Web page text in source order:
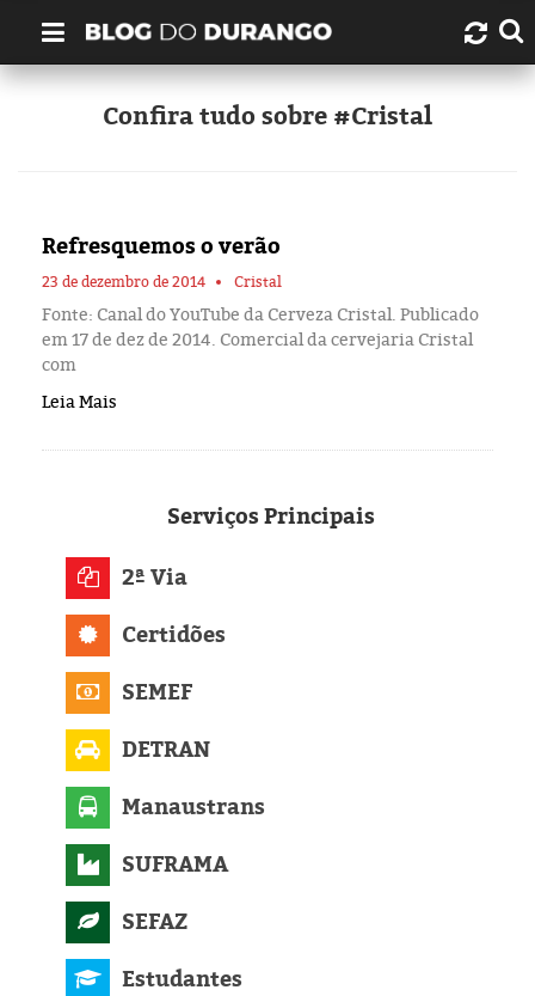
Quem é Durango Duarte?
Artigos
Amazonas
Eleições 2024
Confira tudo sobre #Cristal
Refresquemos o verão
23 de dezembro de 2014 Cristal
Fonte: Canal do YouTube da Cerveza Cristal. Publicado
em 17 de dez de 2014. Comercial da cervejaria Cristal
com
Leia Mais
ServiçosPrincipais
2ª Via
Certidões
SEMEF
DETRAN
Manaustrans
SUFRAMA
SEFAZ
Estudantes